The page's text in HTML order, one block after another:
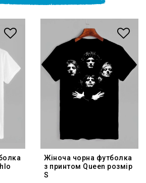
Жіноча чорна футболка
з принтом Queen розмір
S